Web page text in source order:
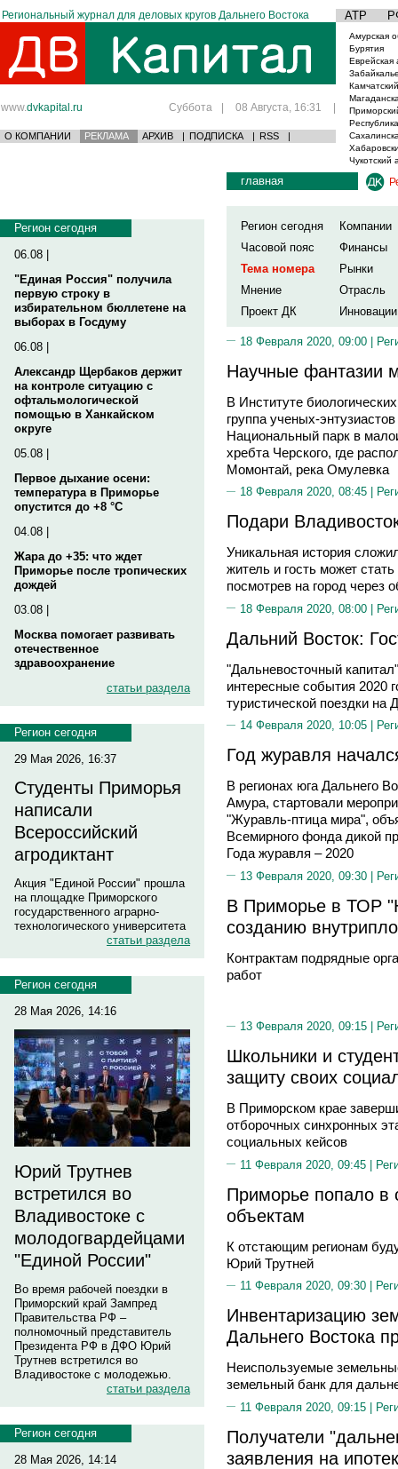
Региональный журнал для деловых кругов Дальнего Востока АТР
www.dvkapital.ru Суббота | 08 Августа, 16:31 |
О КОМПАНИИ РЕКЛАМА АРХИВ | ПОДПИСКА | RSS |
Амурская
Бурятия
Еврейская
Чукотский
Регион сегодня
06.08 |
"Единая Россия" получила
первую строку в
избирательном бюллетене на
выборах в Госдуму
06.08 |
Александр Щербаков держит
на контроле ситуацию с
офтальмологической
помощью в Ханкайском
округе
05.08 |
Первое дыхание осени:
температура в Приморье
опустится до +8 °C
04.08 |
Жара до +35: что ждет
Приморье после тропических
дождей
03.08 |
Москва помогает развивать
отечественное
здравоохранение
статьи раздела
Регион сегодня
29 Мая 2026, 16:37
Студенты Приморья
написали
Всероссийский
агродиктант
Акция "Единой России" прошла
на площадке Приморского
государственного аграрно-
технологического университета
статьи раздела
Регион сегодня
28 Мая 2026, 14:16
Юрий Трутнев
встретился во
Владивостоке с
молодогвардейцами
"Единой России"
Во время рабочей поездки в
Приморский край Зампред
Правительства РФ –
полномочный представитель
Президента РФ в ДФО Юрий
Трутнев встретился во
Владивостоке с молодежью.
статьи раздела
Регион сегодня
28 Мая 2026, 14:14
главная
Регион сегодня
Компании
Часовой пояс
Финансы
Тема номера
Рынки
Мнение
Отрасль
Проект ДК
Инновации
18 Февраля 2020, 09:00 |
Научные фантазии
В Институте
группа ученых-
Национальный парк в
хребта Черского, где
Момонтай, река Омулевка
18 Февраля 2020, 08:45 |
Подари
Уникальная история
житель и гость может
посмотрев на город через
18 Февраля 2020, 08:00 |
Дальний Восток:
"Дальневосточный
интересные события 2020
туристической поездки на
14 Февраля 2020, 10:05 |
Год журавля
В регионах юга Дальнего
Амура, стартовали
"Журавль-птица мира",
Всемирного фонда дикой
Года журавля – 2020
13 Февраля 2020, 09:30 |
В Приморье в ТОР
созданию
Контрактам подрядные
работ
13 Февраля 2020, 09:15 |
Школьники и
защиту своих
В Приморском крае
отборочных синхронных
социальных кейсов
11 Февраля 2020, 09:45 |
Приморье попало в
объектам
К отстающим регионам
Юрий Трутней
11 Февраля 2020, 09:30 |
Инвентаризацию
Дальнего Востока
Неиспользуемые
земельный банк для
11 Февраля 2020, 09:15 |
Получатели
заявления на